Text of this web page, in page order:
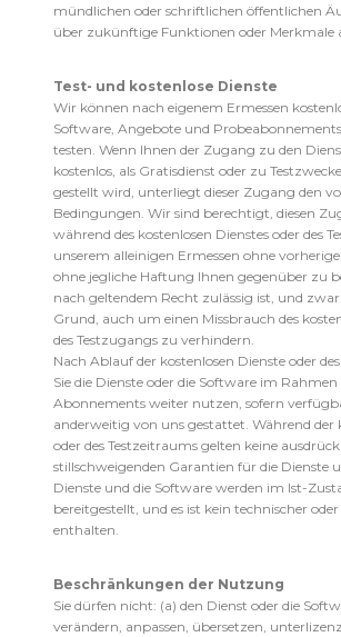
mündlichen oder schriftlichen öffentlichen
über zukünftige Funktionen oder Merkmale
Test- und kostenlose Dienste
Wir können nach eigenem Ermessen
Software, Angebote und
testen. Wenn Ihnen der Zugang zu den
kostenlos, als Gratisdienst oder zu
gestellt wird, unterliegt dieser Zugang den
Bedingungen. Wir sind berechtigt, diesen
während des kostenlosen Dienstes oder des
unserem alleinigen Ermessen ohne
ohne jegliche Haftung Ihnen gegenüber zu
nach geltendem Recht zulässig ist, und
Grund, auch um einen Missbrauch des
des Testzugangs zu verhindern.
Nach Ablauf der kostenlosen Dienste oder
Sie die Dienste oder die Software im
Abonnements weiter nutzen, sofern
anderweitig von uns gestattet. Während der
oder des Testzeitraums gelten keine
stillschweigenden Garantien für die Dienste
Dienste und die Software werden im Ist-
bereitgestellt, und es ist kein technischer
enthalten.
Beschränkungen der Nutzung
Sie dürfen nicht: (a) den Dienst oder die
verändern, anpassen, übersetzen,